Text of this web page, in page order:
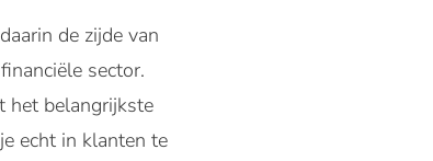
de zijde van
sector.
het belangrijkste
echt in klanten te